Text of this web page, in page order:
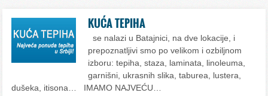
KUĆA TEPIHA
se nalazi u Batajnici, na dve lokacije, i
prepoznatljivi smo po velikom i ozbiljnom
izboru: tepiha, staza, laminata, linoleuma,
garnišni, ukrasnih slika, taburea, lustera,
dušeka, itisona… IMAMO NAJVEĆU…